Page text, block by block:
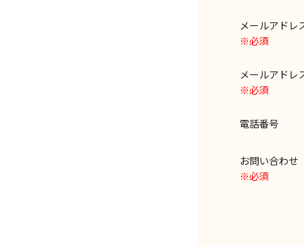
メールアドレ
※必須
メールアドレ
※必須
電話番号
お問い合わせ
※必須